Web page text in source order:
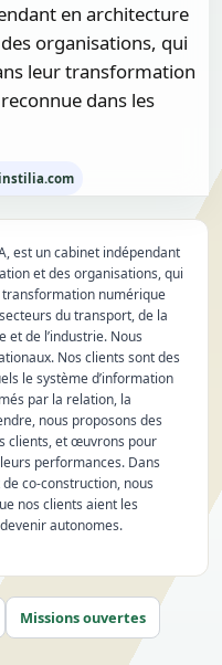
en architecture
organisations, qui
leur transformation
dans les
est un cabinet indépendant
et des organisations, qui
numérique
du transport, de la
et de l’industrie. Nous
Nos clients sont des
le système d’information
par la relation, la
nous proposons des
clients, et œuvrons pour
performances. Dans
co-construction, nous
nos clients aient les
autonomes.
Missions ouvertes